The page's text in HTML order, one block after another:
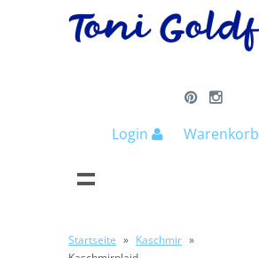
Login Warenkorb
Startseite » Kaschmir »